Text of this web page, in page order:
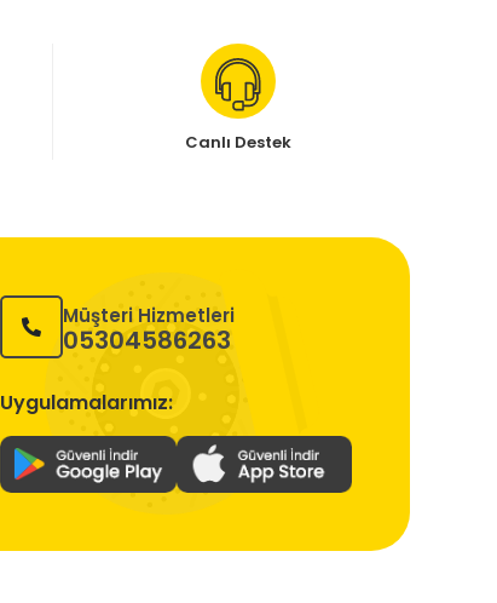
Canlı Destek
Müşteri Hizmetleri
05304586263
Uygulamalarımız: